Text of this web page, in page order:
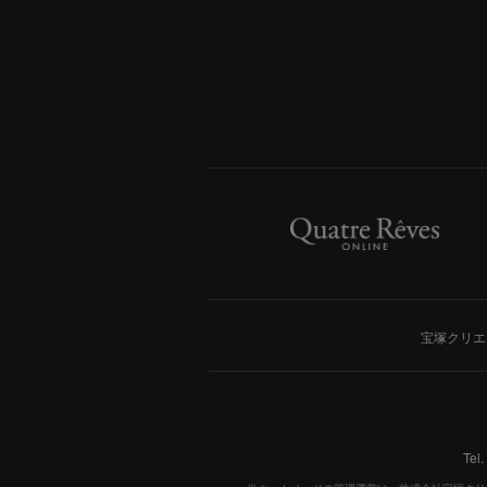
宝塚クリ